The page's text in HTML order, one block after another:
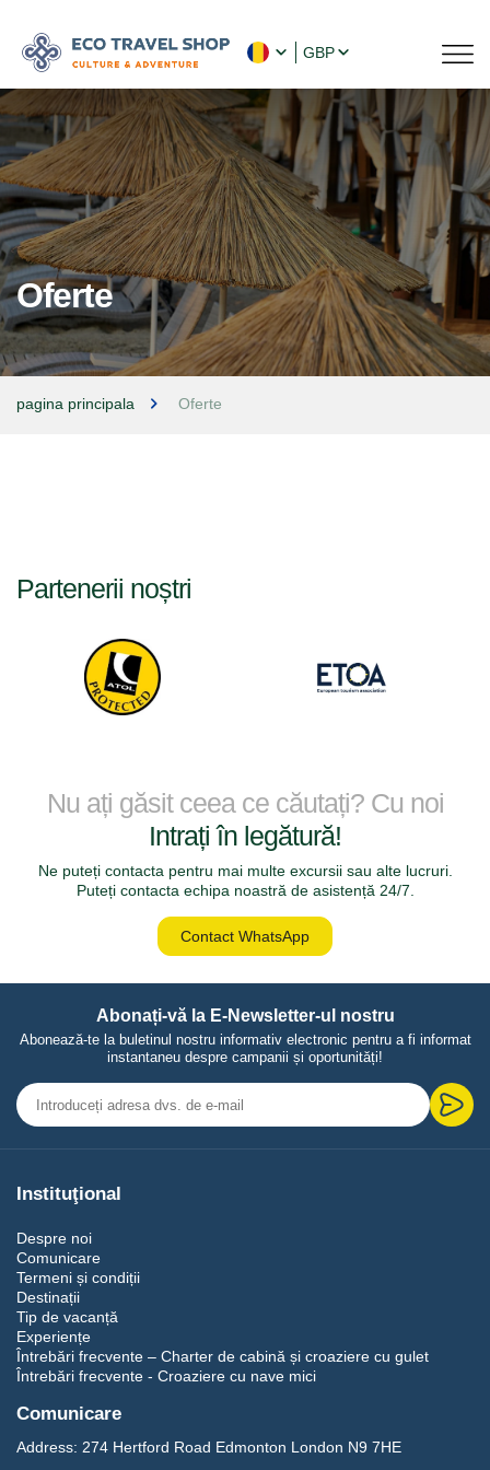
GBP
Oferte
pagina principala Oferte
Partenerii noștri
Nu ați găsit ceea ce căutați? Cu noi
Intrați în legătură!
Ne puteți contacta pentru mai multe excursii sau alte lucruri.
Puteți contacta echipa noastră de asistență 24/7.
Contact WhatsApp
Abonați-vă la E-Newsletter-ul nostru
Abonează-te la buletinul nostru informativ electronic pentru a fi informat
instantaneu despre campanii și oportunități!
Instituţional
Despre noi
Comunicare
Termeni și condiții
Destinații
Tip de vacanță
Experiențe
Întrebări frecvente – Charter de cabină și croaziere cu gulet
Întrebări frecvente - Croaziere cu nave mici
Comunicare
Address: 274 Hertford Road Edmonton London N9 7HE